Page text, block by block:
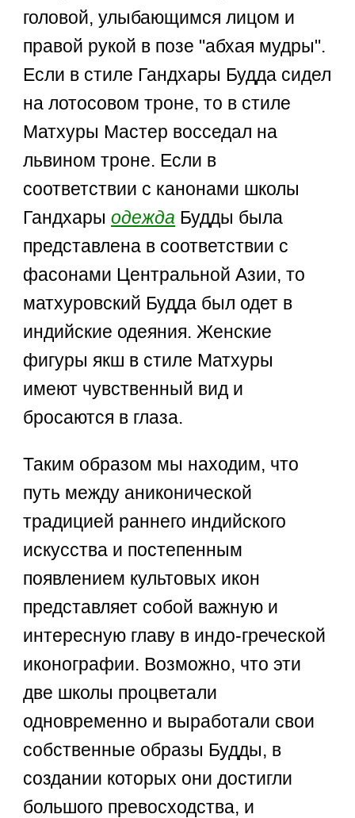
головой, улыбающимся лицом и
правой рукой в позе "абхая мудры".
Если в стиле Гандхары Будда сидел
на лотосовом троне, то в стиле
Матхуры Мастер восседал на
львином троне. Если в
соответствии с канонами школы
Гандхарыодежда Будды была
представлена в соответствии с
фасонами Центральной Азии, то
матхуровский Будда был одет в
индийские одеяния. Женские
фигуры якш в стиле Матхуры
имеют чувственный вид и
бросаются в глаза.
Таким образом мы находим, что
путь между аниконической
традицией раннего индийского
искусства и постепенным
появлением культовых икон
представляет собой важную и
интересную главу в индо-греческой
иконографии. Возможно, что эти
две школы процветали
одновременно и выработали свои
собственные образы Будды, в
создании которых они достигли
большого превосходства, и